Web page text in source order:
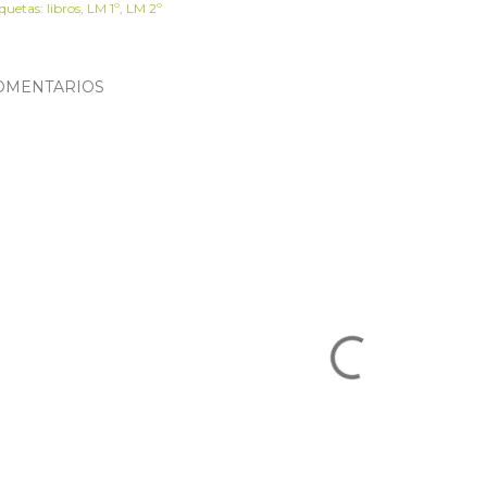
libros LM 1º LM 2º